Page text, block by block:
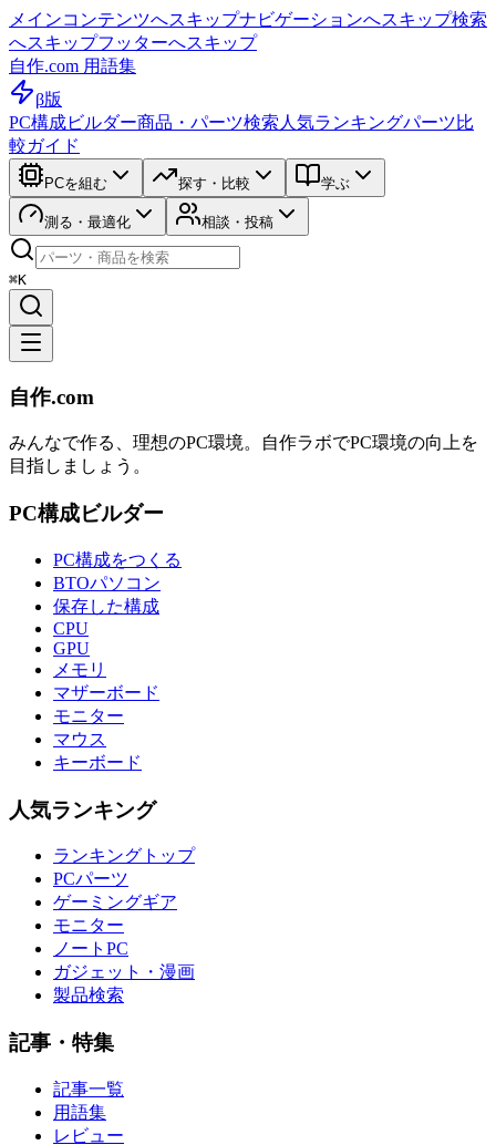
メインコンテンツへスキップナビゲーションへスキップ検索
へスキップフッターへスキップ
自作.com 用語集
β版
PC構成ビルダー商品・パーツ検索 人気ランキングパーツ比
較ガイド
PCを組む 探す・比較 学ぶ
測る・最適化 相談・投稿
⌘K
自作.com
みんなで作る、理想のPC環境。 自作ラボでPC環境の向上を
目指しましょう。
PC構成ビルダー
PC構成をつくる
BTOパソコン
保存した構成
CPU
GPU
メモリ
マザーボード
モニター
マウス
キーボード
人気ランキング
ランキングトップ
PCパーツ
ゲーミングギア
モニター
ノートPC
ガジェット・漫画
製品検索
記事・特集
記事一覧
用語集
レビュー